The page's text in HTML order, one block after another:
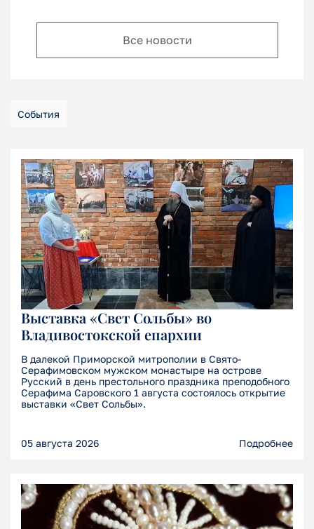
Все новости
События
Выставка «Свет Сольбы» во
Владивостокской епархии
В далекой Приморской митрополии в Свято-
Серафимовском мужском монастыре на острове
Русский в день престольного праздника преподобного
Серафима Саровского 1 августа состоялось открытие
выставки «Свет Сольбы».
05 августа 2026 Подробнее